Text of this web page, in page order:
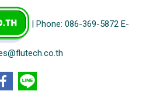
| Phone: 086-369-5872 E-